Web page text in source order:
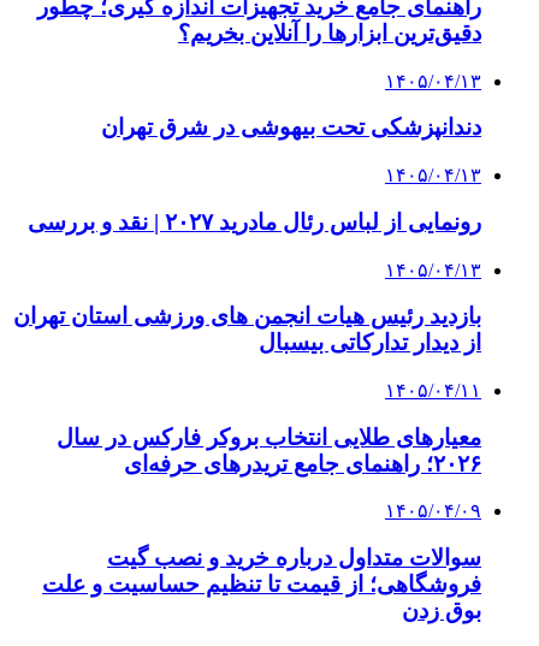
راهنمای جامع خرید تجهیزات اندازه گیری؛ چطور
دقیق‌ترین ابزارها را آنلاین بخریم؟
۱۴۰۵/۰۴/۱۳
دندانپزشکی تحت بیهوشی در شرق تهران
۱۴۰۵/۰۴/۱۳
رونمایی از لباس رئال مادرید ۲۰۲۷ | نقد و بررسی
۱۴۰۵/۰۴/۱۳
بازدید رئیس هیات انجمن های ورزشی استان تهران
از دیدار تدارکاتی بیسبال
۱۴۰۵/۰۴/۱۱
معیارهای طلایی انتخاب بروکر فارکس در سال
۲۰۲۶؛ راهنمای جامع تریدرهای حرفه‌ای
۱۴۰۵/۰۴/۰۹
سوالات متداول درباره خرید و نصب گیت
فروشگاهی؛ از قیمت تا تنظیم حساسیت و علت
بوق زدن